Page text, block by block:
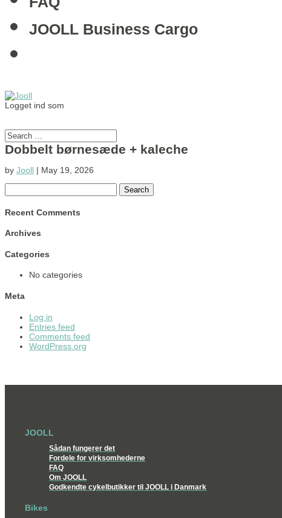
JOOLL Business Cargo
Logget ind som
Dobbelt børnesæde + kaleche
by Jooll | May 19, 2026
for:
Recent Comments
Archives
Categories
No categories
Meta
Log in
Entries feed
Comments feed
WordPress.org
JOOLL
Sådan fungerer det
Fordele for virksomhederne
FAQ
Om JOOLL
Godkendte cykelbutikker til JOOLL i Danmark
Bikes